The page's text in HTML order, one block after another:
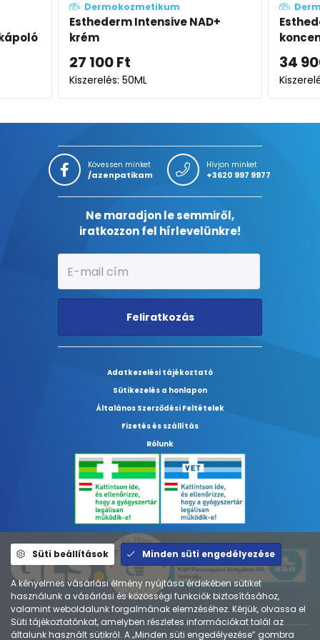
Dermokozmetikum
Esthederm Intensive AHA Peel
34 900
Kiszerelés: 30ML
Kövessen minket
/azenpatikam
Hívjon minket
+3620 997 9977
Ne maradjon le semmiről,
iratkozzon fel hírlevelünkre!
Feliratkozás
Adatkezelési tájékoztató
Sütikezelés a honlapon
Általános Szerződési Feltételek
Fizetés és szállítás
Rólunk
Süti beállítások Minden süti engedélyezése
A kényelmes vásárlási élmény nyújtása érdekében sütiket
használunk a vásárlási és közösségi funkciók biztosításához,
valamint weboldalunk forgalmának elemzéséhez. Kérjük, olvassa el
Süti tájékoztatónkat, amelyben részletes információkat talál az
általunk használt sütikről. A „Minden süti engedélyezése” gombra